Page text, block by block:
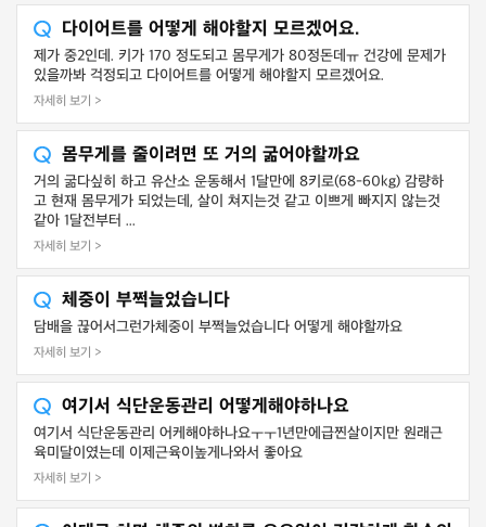
다이어트를 어떻게 해야할지 모르겠어요.
제가 중2인데. 키가 170 정도되고 몸무게가 80정돈데ㅠ 건강에 문제가
있을까봐 걱정되고 다이어트를 어떻게 해야할지 모르겠어요.
자세히 보기 >
몸무게를 줄이려면 또 거의 굶어야할까요
거의 굶다싶히 하고 유산소 운동해서 1달만에 8키로(68-60kg) 감량하
고 현재 몸무게가 되었는데, 살이 쳐지는것 같고 이쁘게 빠지지 않는것
같아 1달전부터 ...
자세히 보기 >
체중이 부쩍늘었습니다
담배을 끊어서그런가체중이 부쩍늘었습니다 어떻게 해야할까요
자세히 보기 >
여기서 식단운동관리 어떻게해야하나요
여기서 식단운동관리 어케해야하나요ㅜㅜ1년만에급찐살이지만 원래근
육미달이였는데 이제근육이높게나와서 좋아요
자세히 보기 >